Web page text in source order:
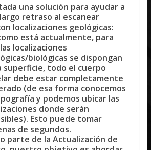
una solución para ayudar a
retraso al escanear
localizaciones geológicas:
está actualmente, para
localizaciones
biológicas se dispongan
superficie, todo el cuerpo
debe estar completamente
(de esa forma conocemos
y podemos ubicar las
donde serán
Esto puede tomar
de segundos.
parte de la Actualización de